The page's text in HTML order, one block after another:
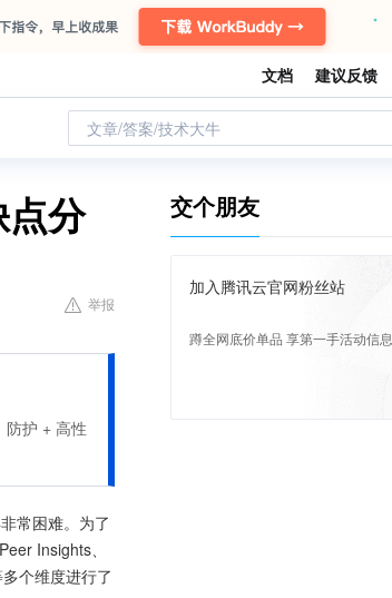
文档 建议反馈
文章/答案/技术大牛
分
举报
防护 + 高性
常困难。为了
Insights、
个维度进行了
交个朋友
加入腾讯云官网粉丝站
蹲全网底价单品 享第一手活动信息